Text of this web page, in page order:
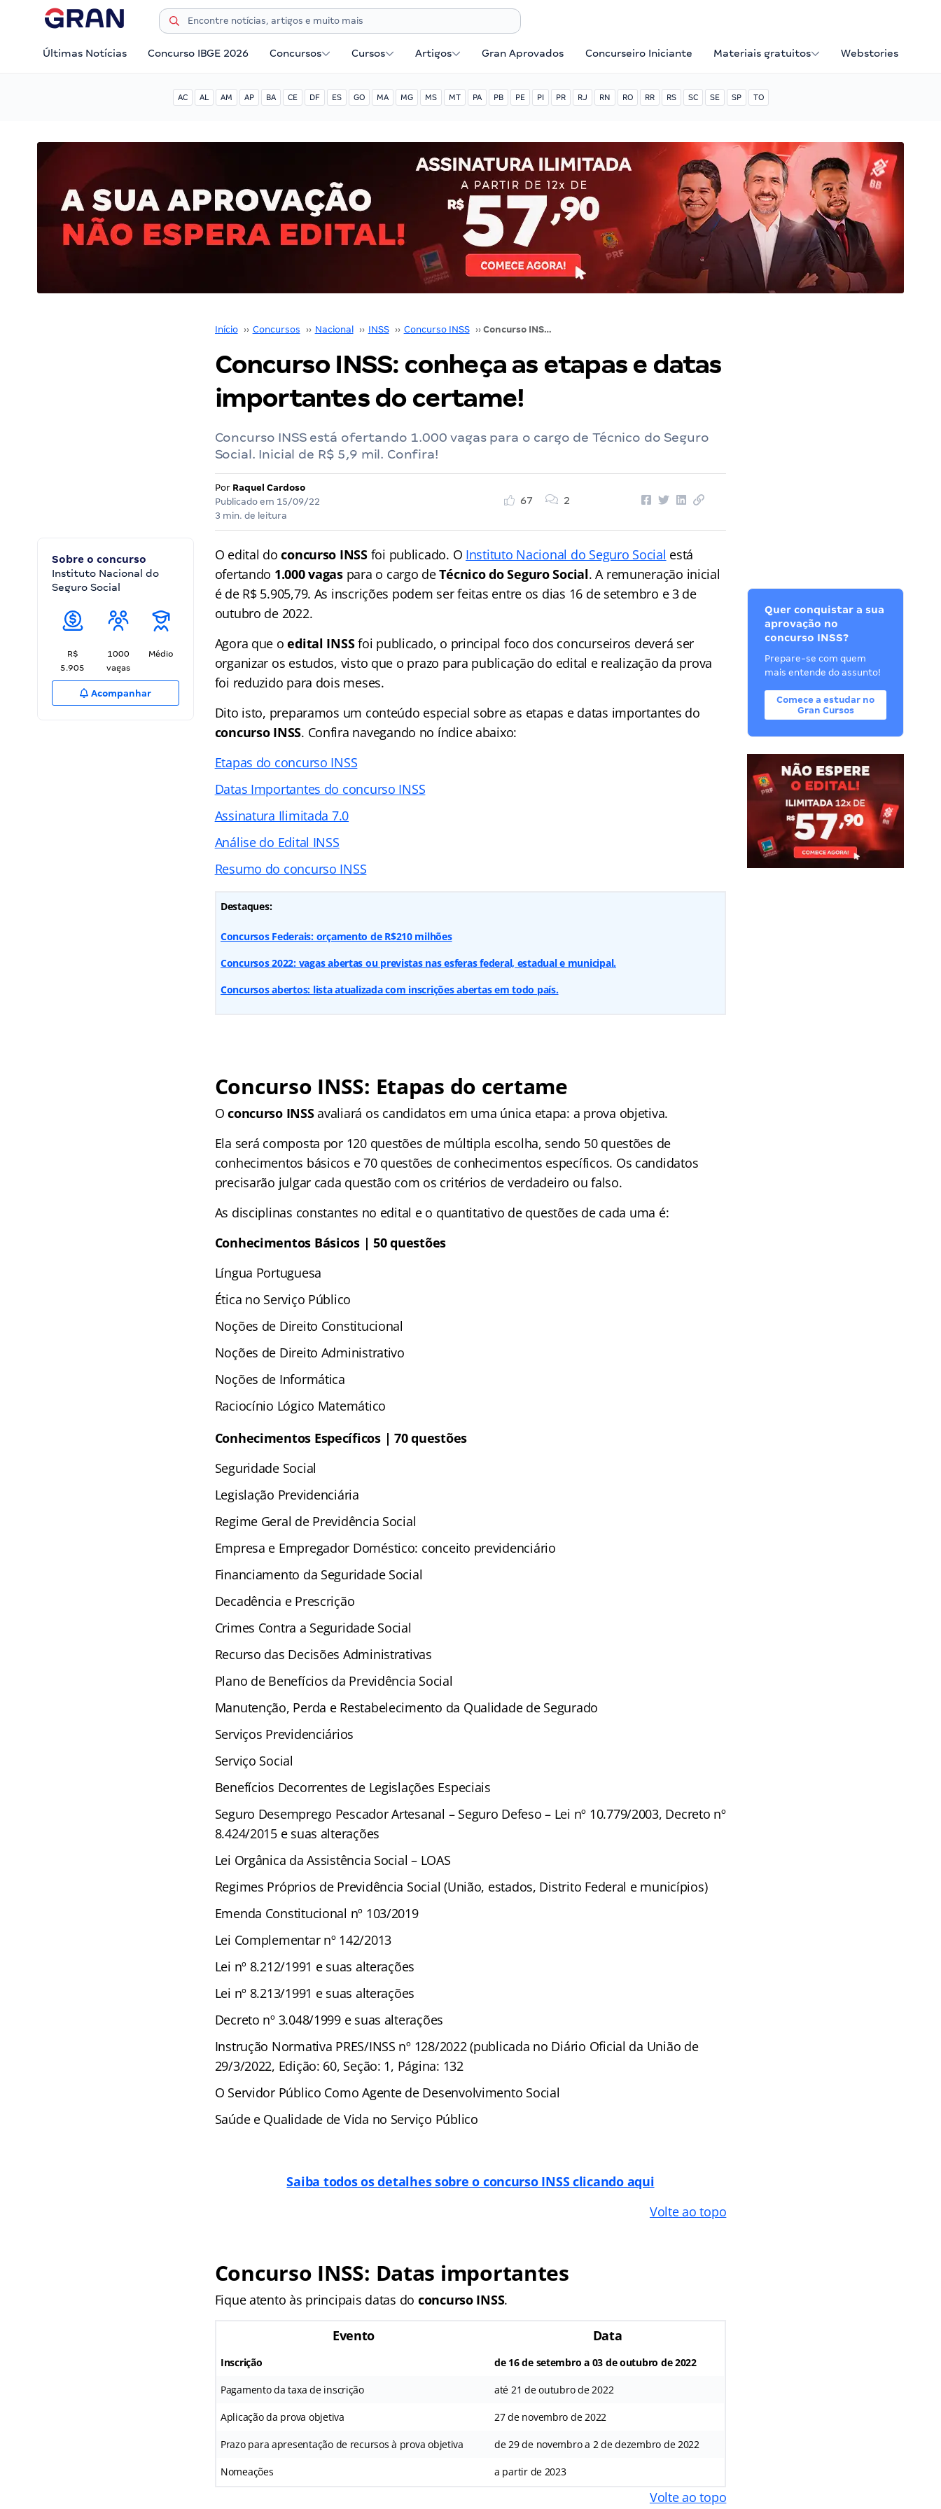
Últimas Notícias Concurso IBGE 2026 Concursos Cursos Artigos Gran Aprovados Concurseiro Iniciante Materiais gratuitos Webstories
AC AL AM AP BA CE DF ES GO MA MG MS MT PA PB PE PI PR RJ RN RO RR RS SC SE SP TO
Início ›› Concursos ›› Nacional ›› INSS ›› Concurso INSS ›› Concurso INSS: conheça as etapas e datas importantes do certame!
Concurso INSS: conheça as etapas e datas
importantes do certame!
Concurso INSS está ofertando 1.000 vagas para o cargo de Técnico do Seguro
Social. Inicial de R$ 5,9 mil. Confira!
Por Raquel Cardoso
Publicado em 15/09/22
3 min. de leitura
67 2
Sobre o concurso
Instituto Nacional do
Seguro Social
R$
5.905
1000
vagas
Médio
Acompanhar
O edital doconcurso INSSfoi publicado. O Instituto Nacional do Seguro Social está
ofertando 1.000 vagaspara o cargo deTécnico do Seguro Social. A remuneração inicial
é de R$ 5.905,79. As inscrições podem ser feitas entre os dias 16 de setembro e 3 de
outubro de 2022.
Agora que oedital INSSfoi publicado, o principal foco dos concurseiros deverá ser
organizar os estudos, visto que o prazo para publicação do edital e realização da prova
foi reduzido para dois meses.
Dito isto, preparamos um conteúdo especial sobre as etapas e datas importantes do
concurso INSS. Confira navegando no índiceabaixo:
Etapas do concurso INSS
Datas Importantes do concurso INSS
Assinatura Ilimitada 7.0
Análise do Edital INSS
Resumo do concurso INSS
Destaques:
Concursos Federais: orçamento de R$210 milhões
Concursos 2022: vagas abertas ou previstas nas esferas federal, estadual e municipal.
Concursos abertos: lista atualizada com inscrições abertas em todo país.
Concurso INSS: Etapas do certame
Oconcurso INSSavaliará os candidatos em uma única etapa: a prova objetiva.
Ela será composta por 120 questões de múltipla escolha, sendo 50 questões de
conhecimentos básicos e 70 questões de conhecimentos específicos. Os candidatos
precisarão julgar cada questão com os critérios de verdadeiro ou falso.
As disciplinas constantes no edital e o quantitativo de questões de cada uma é:
Conhecimentos Básicos | 50 questões
Língua Portuguesa
Ética no Serviço Público
Noções de Direito Constitucional
Noções de Direito Administrativo
Noções de Informática
Raciocínio Lógico Matemático
Conhecimentos Específicos | 70 questões
Seguridade Social
Legislação Previdenciária
Regime Geral de Previdência Social
Empresa e Empregador Doméstico: conceito previdenciário
Financiamento da Seguridade Social
Decadência e Prescrição
Crimes Contra a Seguridade Social
Recurso das Decisões Administrativas
Plano de Benefícios da Previdência Social
Manutenção, Perda e Restabelecimento da Qualidade de Segurado
Serviços Previdenciários
Serviço Social
Benefícios Decorrentes de Legislações Especiais
Seguro Desemprego Pescador Artesanal – Seguro Defeso – Lei nº 10.779/2003, Decreto nº
8.424/2015 e suas alterações
Lei Orgânica da Assistência Social – LOAS
Regimes Próprios de Previdência Social (União, estados, Distrito Federal e municípios)
Emenda Constitucional nº 103/2019
Lei Complementar nº 142/2013
Lei nº 8.212/1991 e suas alterações
Lei nº 8.213/1991 e suas alterações
Decreto nº 3.048/1999 e suas alterações
Instrução Normativa PRES/INSS nº 128/2022 (publicada no Diário Oficial da União de
29/3/2022, Edição: 60, Seção: 1, Página: 132
O Servidor Público Como Agente de Desenvolvimento Social
Saúde e Qualidade de Vida no Serviço Público
Saiba todos os detalhes sobre o concurso INSS clicando aqui
Volte ao topo
Concurso INSS: Datas importantes
Fique atento às principais datas do concurso INSS.
Evento Data
Inscrição de 16 de setembro a 03 de outubro de 2022
Pagamento da taxa de inscrição até 21 de outubro de 2022
Aplicação da prova objetiva 27 de novembro de 2022
Prazo para apresentação de recursos à prova objetiva de 29 de novembro a 2 de dezembro de 2022
Nomeações a partir de 2023
Volte ao topo
Quer conquistar a sua
aprovação no
concurso INSS?
Prepare-se com quem
mais entende do assunto!
Comece a estudar no
Gran Cursos